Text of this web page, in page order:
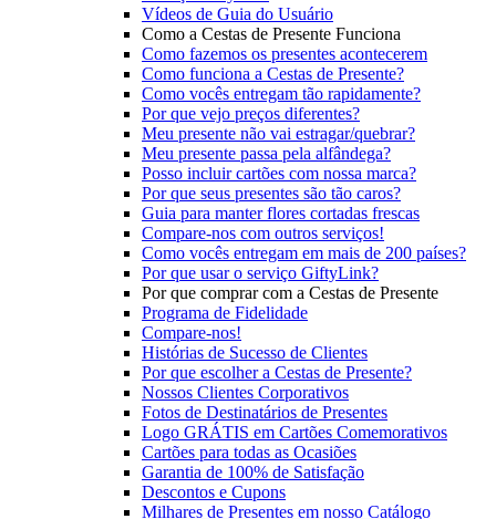
Vídeos de Guia do Usuário
Como a Cestas de Presente Funciona
Como fazemos os presentes acontecerem
Como funciona a Cestas de Presente?
Como vocês entregam tão rapidamente?
Por que vejo preços diferentes?
Meu presente não vai estragar/quebrar?
Meu presente passa pela alfândega?
Posso incluir cartões com nossa marca?
Por que seus presentes são tão caros?
Guia para manter flores cortadas frescas
Compare-nos com outros serviços!
Como vocês entregam em mais de 200 países?
Por que usar o serviço GiftyLink?
Por que comprar com a Cestas de Presente
Programa de Fidelidade
Compare-nos!
Histórias de Sucesso de Clientes
Por que escolher a Cestas de Presente?
Nossos Clientes Corporativos
Fotos de Destinatários de Presentes
Logo GRÁTIS em Cartões Comemorativos
Cartões para todas as Ocasiões
Garantia de 100% de Satisfação
Descontos e Cupons
Milhares de Presentes em nosso Catálogo